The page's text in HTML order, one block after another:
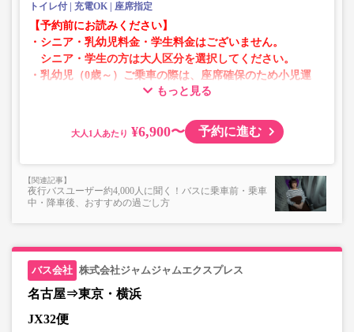
トイレ付 充電OK 座席指定
【予約前にお読みください】
・シニア・乳幼児料金・学生料金はございません。
シニア・学生の方は大人区分を選択してください。
・乳幼児（0歳～）ご乗車の際は、座席確保のため小児運
賃での乗車券が必要です。
・AM1時～5時の間はシステムメンテナンスの為ご予約が
・在庫の状況はリアルタイムの表示ではございません。
※売り切れの場合でも残数が表示される場合がありま
す。
・一部取り扱いのない停留所がある場合がございます。
もっと見る
大人 ¥6,900〜 予約に進む
夜行バスユーザー約4,000人に聞く！バスに乗車前・乗車
中・降車後、おすすめの過ごし方
株式会社ジャムジャムエクスプレス
名古屋⇒東京・横浜
JX32便